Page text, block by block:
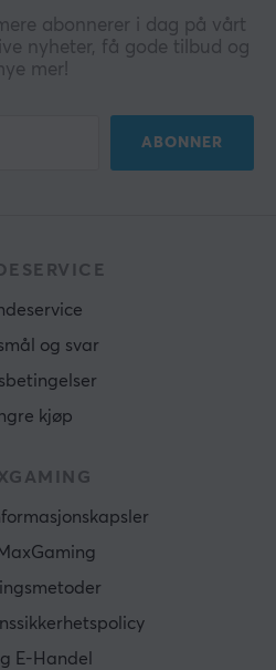
abonnerer i dag på vårt
nyheter, få gode tilbud og
mer!
ABONNER
og svar
kjøp
E-Handel